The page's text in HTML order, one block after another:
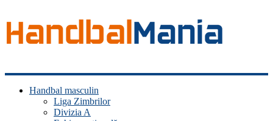
Handbal
ManiaHandbal masculin
Liga Zimbrilor
Divizia A